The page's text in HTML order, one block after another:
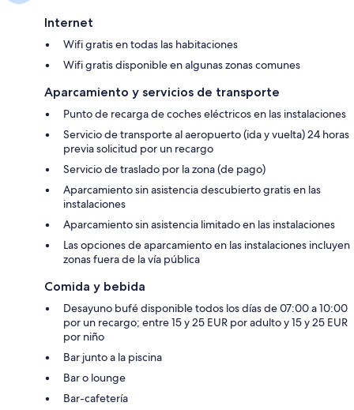
Internet
Wifi gratis en todas las habitaciones
Wifi gratis disponible en algunas zonas comunes
Aparcamiento y servicios de transporte
Punto de recarga de coches eléctricos en las instalaciones
Servicio de transporte al aeropuerto (ida y vuelta) 24 horas
previa solicitud por un recargo
Servicio de traslado por la zona (de pago)
Aparcamiento sin asistencia descubierto gratis en las
instalaciones
Aparcamiento sin asistencia limitado en las instalaciones
Las opciones de aparcamiento en las instalaciones incluyen
zonas fuera de la vía pública
Comida y bebida
Desayuno bufé disponible todos los días de 07:00 a 10:00
por un recargo; entre 15 y 25 EUR por adulto y 15 y 25 EUR
por niño
Bar junto a la piscina
Bar o lounge
Bar-cafetería